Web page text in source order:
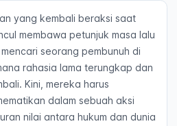
yang kembali beraksi saat
membawa petunjuk masa lalu
seorang pembunuh di
rahasia lama terungkap dan
Kini, mereka harus
dalam sebuah aksi
nilai antara hukum dan dunia